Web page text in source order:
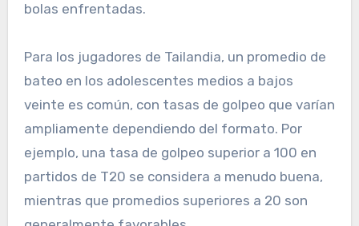
bolas enfrentadas.
Para los jugadores de Tailandia, un promedio de
bateo en los adolescentes medios a bajos
veinte es común, con tasas de golpeo que varían
ampliamente dependiendo del formato. Por
ejemplo, una tasa de golpeo superior a 100 en
partidos de T20 se considera a menudo buena,
mientras que promedios superiores a 20 son